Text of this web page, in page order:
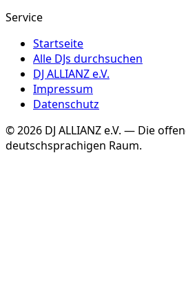
Service
Startseite
Alle DJs durchsuchen
DJ ALLIANZ e.V.
Impressum
Datenschutz
©2026 DJ ALLIANZ e.V. — Die
deutschsprachigen Raum.